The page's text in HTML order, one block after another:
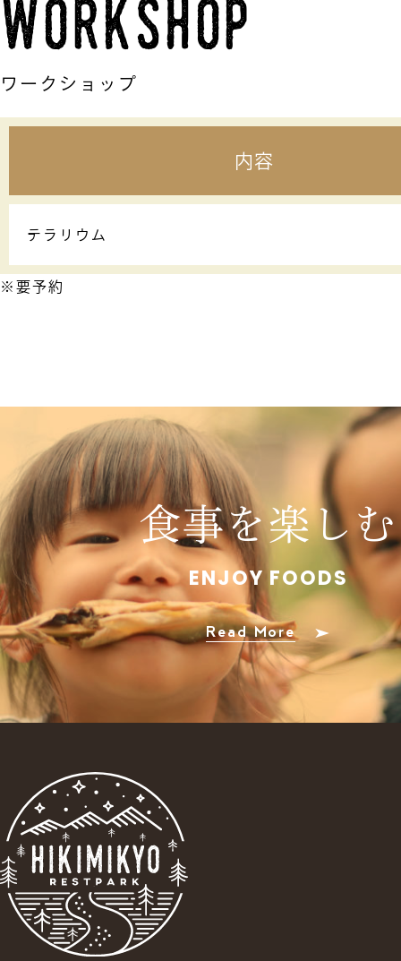
workshop
ワークショップ
内容
テラリウム
※要予約
食事を楽しむ
ENJOY FOODS
Read More